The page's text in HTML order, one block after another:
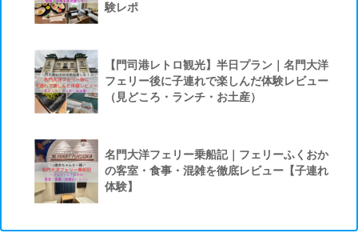
験レポ
【門司港レトロ観光】半日プラン｜名門大洋
フェリー後に子連れで楽しんだ体験レビュー
（見どころ・ランチ・お土産）
名門大洋フェリー乗船記｜フェリーふくおか
の客室・食事・混雑を徹底レビュー【子連れ
体験】